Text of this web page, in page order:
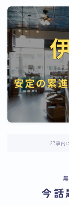
運営者情報
サイトマップ
記事内
今話